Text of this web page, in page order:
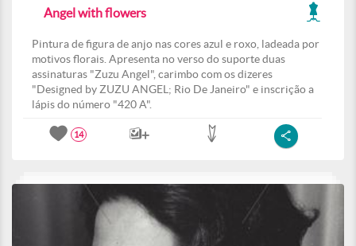
Angel with flowers
Pintura de figura de anjo nas cores azul e roxo, ladeada por
motivos florais. Apresenta no verso do suporte duas
assinaturas "Zuzu Angel", carimbo com os dizeres
"Designed by ZUZU ANGEL; Rio De Janeiro" e inscrição a
lápis do número "420 A".
14